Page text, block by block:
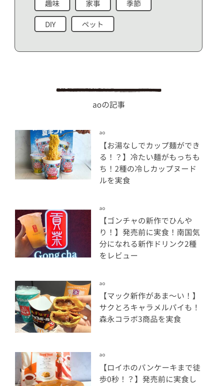
趣味 家事 季節
DIY ペット
aoの記事
ao
【お湯なしでカップ麺ができ
る！？】冷たい麺がもっちも
ち！2種の冷しカップヌード
ルを実食
ao
【ゴンチャの新作でひんや
り！】発売前に実食！南国気
分になれる新作ドリンク2種
をレビュー
ao
【マック新作があま～い！】
サクとろキャラメルパイも！
森永コラボ3商品を実食
ao
【ロイホのパンケーキまで徒
歩0秒！？】発売前に実食し